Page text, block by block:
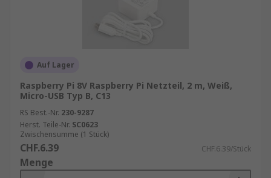
Auf Lager
Raspberry Pi 8V Raspberry Pi Netzteil, 2 m, Weiß,
Micro-USB Typ B, C13
RS Best.-Nr. 230-9287
Herst. Teile-Nr. SC0623
Zwischensumme (1 Stück)
CHF.6.39 CHF.6.39/Stück
Menge